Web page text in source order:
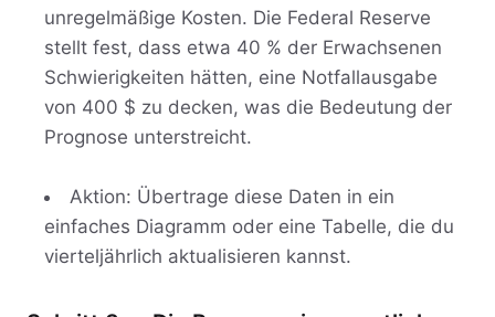
unregelmäßige Kosten. Die Federal Reserve
stellt fest, dass etwa 40 % der Erwachsenen
Schwierigkeiten hätten, eine Notfallausgabe
von 400 $ zu decken, was die Bedeutung der
Prognose unterstreicht.
Aktion: Übertrage diese Daten in ein
einfaches Diagramm oder eine Tabelle, die du
vierteljährlich aktualisieren kannst.